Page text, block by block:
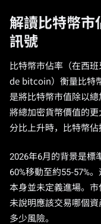
解讀比特幣市
訊號
比特幣市佔率（在西
de bitcoin）衡量比特
是將比特幣市值除以
將總加密貨幣價值的
分比上升時，比特幣佔
2026年6月的背景是標
60%移動至約55-57%
本身並未定義進場。
未說明應該交易哪個
多少風險。